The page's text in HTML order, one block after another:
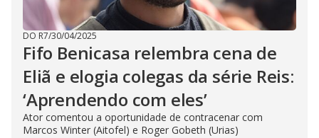
DO R7/30/04/2025
Fifo Benicasa relembra cena de
Eliã e elogia colegas da série Reis:
‘Aprendendo com eles’
Ator comentou a oportunidade de contracenar com
Marcos Winter (Aitofel) e Roger Gobeth (Urias)